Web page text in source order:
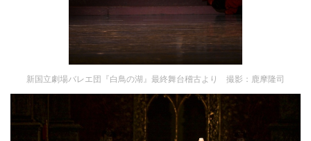
新国立劇場バレエ団『白鳥の湖』最終舞台稽古より 撮影：鹿摩隆司